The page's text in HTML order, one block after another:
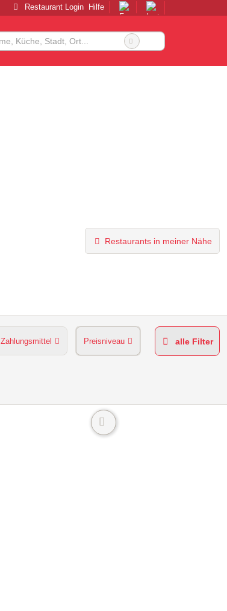
Restaurant Login Hilfe
Restaurants in meiner Nähe
Zahlungsmittel Preisniveau alle Filter